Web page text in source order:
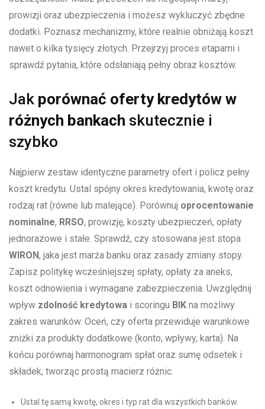
prowizji oraz ubezpieczenia i możesz wykluczyć zbędne
dodatki. Poznasz mechanizmy, które realnie obniżają koszt
nawet o kilka tysięcy złotych. Przejrzyj proces etapami i
sprawdź pytania, które odsłaniają pełny obraz kosztów.
Jak porównać oferty kredytów w
różnych bankach skutecznie i
szybko
Najpierw zestaw identyczne parametry ofert i policz pełny
koszt kredytu. Ustal spójny okres kredytowania, kwotę oraz
rodzaj rat (równe lub malejące). Porównuj oprocentowanie
nominalne, RRSO, prowizję, koszty ubezpieczeń, opłaty
jednorazowe i stałe. Sprawdź, czy stosowana jest stopa
WIRON, jaka jest marża banku oraz zasady zmiany stopy.
Zapisz politykę wcześniejszej spłaty, opłaty za aneks,
koszt odnowienia i wymagane zabezpieczenia. Uwzględnij
wpływ zdolność kredytowa i scoringu BIK na możliwy
zakres warunków. Oceń, czy oferta przewiduje warunkowe
zniżki za produkty dodatkowe (konto, wpływy, karta). Na
końcu porównaj harmonogram spłat oraz sumę odsetek i
składek, tworząc prostą macierz różnic.
Ustal tę samą kwotę, okres i typ rat dla wszystkich banków.